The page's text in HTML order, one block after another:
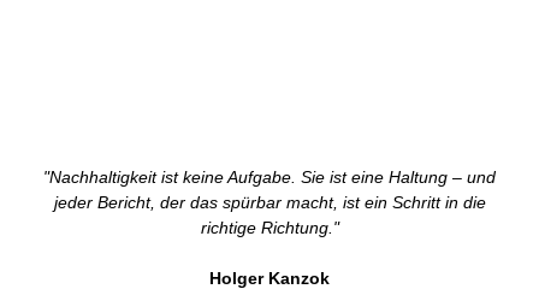
"Nachhaltigkeit ist keine Aufgabe. Sie ist eine Haltung – und
jeder Bericht, der das spürbar macht, ist ein Schritt in die
richtige Richtung."
Holger Kanzok